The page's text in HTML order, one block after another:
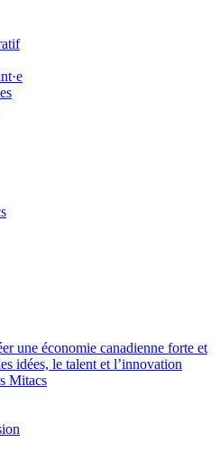
une économie canadienne forte et
idées, le talent et l’innovation
Mitacs